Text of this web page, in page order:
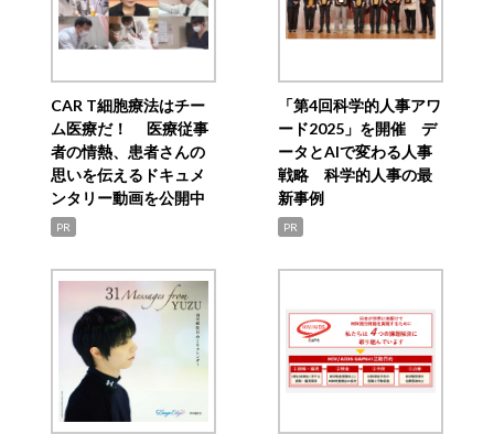
CAR T細胞療法はチー
ム医療だ！ 医療従事
者の情熱、患者さんの
思いを伝えるドキュメ
ンタリー動画を公開中
PR
「第4回科学的人事アワ
ード2025」を開催 デ
ータとAIで変わる人事
戦略 科学的人事の最
新事例
PR